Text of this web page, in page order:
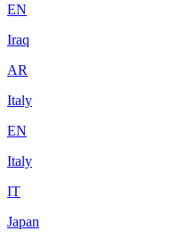
EN
Iraq
AR
Italy
EN
Italy
IT
Japan